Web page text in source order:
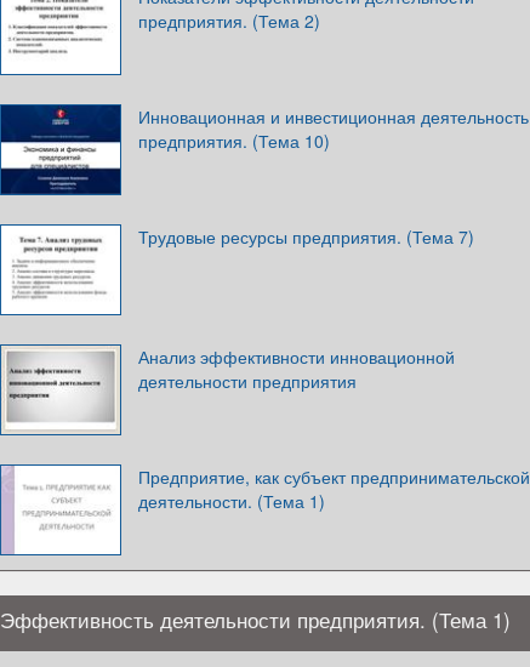
предприятия. (Тема 2)
Инновационная и инвестиционная деятельность
предприятия. (Тема 10)
Трудовые ресурсы предприятия. (Тема 7)
Анализ эффективности инновационной
деятельности предприятия
Предприятие, как субъект предпринимательской
деятельности. (Тема 1)
Эффективность деятельности предприятия. (Тема 1)